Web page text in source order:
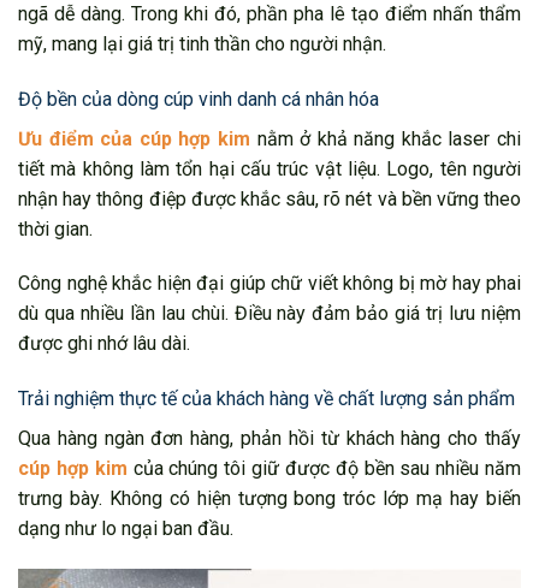
ngã dễ dàng. Trong khi đó, phần pha lê tạo điểm nhấn thẩm
mỹ, mang lại giá trị tinh thần cho người nhận.
Độ bền của dòng cúp vinh danh cá nhân hóa
Ưu điểm của cúp hợp kim nằm ở khả năng khắc laser chi
tiết mà không làm tổn hại cấu trúc vật liệu. Logo, tên người
nhận hay thông điệp được khắc sâu, rõ nét và bền vững theo
thời gian.
Công nghệ khắc hiện đại giúp chữ viết không bị mờ hay phai
dù qua nhiều lần lau chùi. Điều này đảm bảo giá trị lưu niệm
được ghi nhớ lâu dài.
Trải nghiệm thực tế của khách hàng về chất lượng sản phẩm
Qua hàng ngàn đơn hàng, phản hồi từ khách hàng cho thấy
cúp hợp kim của chúng tôi giữ được độ bền sau nhiều năm
trưng bày. Không có hiện tượng bong tróc lớp mạ hay biến
dạng như lo ngại ban đầu.